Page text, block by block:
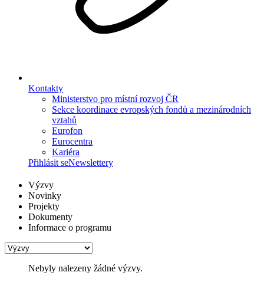
Kontakty
Ministerstvo pro místní rozvoj ČR
Sekce koordinace evropských fondů a mezinárodních
vztahů
Eurofon
Eurocentra
Kariéra
Přihlásit seNewslettery
Výzvy
Novinky
Projekty
Dokumenty
Informace o programu
Nebyly nalezeny žádné výzvy.